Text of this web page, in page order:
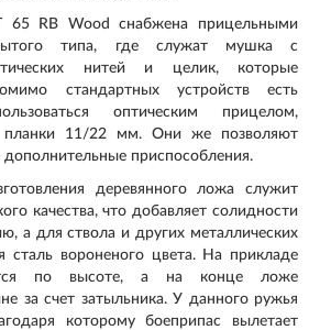
65 RB Wood снабжена прицельными
типа, где служат мушка с
нитей и целик, которые
стандартных устройств есть
оптическим прицелом,
планки 11/22 мм. Они же позволяют
дополнительные приспособления.
деревянного ложа служит
качества, что добавляет солидности
а для ствола и других металлических
сталь вороненого цвета. На прикладе
по высоте, а на конце ложе
за счет затыльника. У данного ружья
которому боеприпас вылетает